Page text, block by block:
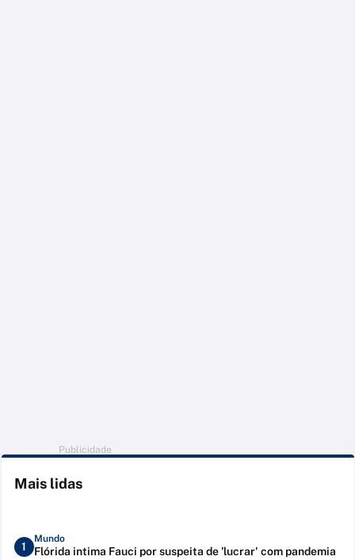
Publicidade
Mais lidas
1
Mundo
Flórida intima Fauci por suspeita de 'lucrar' com pandemia